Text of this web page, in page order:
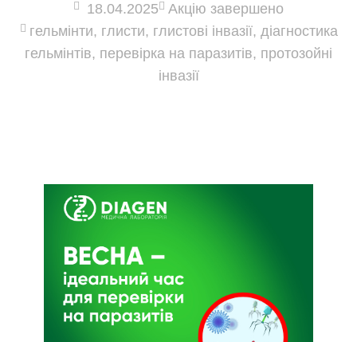
18.04.2025
Акцію завершено
гельмінти, глисти, глистові інвазії, діагностика
гельмінтів, перевірка на паразитів, протозойні
інвазії